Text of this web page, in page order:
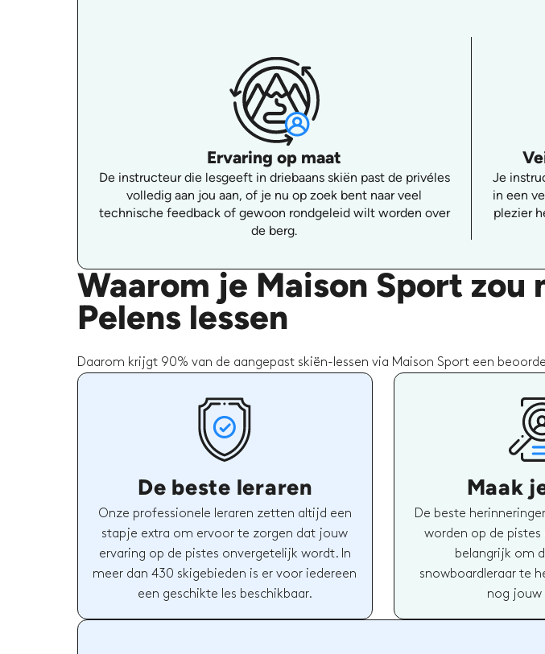
Ervaring op maat
De instructeur die lesgeeft in driebaans skiën past de privéles
volledig aan jou aan, of je nu op zoek bent naar veel
technische feedback of gewoon rondgeleid wilt worden over
de berg.
Je
in een
plezier
Waarom je Maison Sport
Pelens lessen
Daarom krijgt 90% van de aangepast skiën-lessen via Maison Sport een
De beste leraren
Onze professionele leraren zetten altijd een
stapje extra om ervoor te zorgen dat jouw
ervaring op de pistes onvergetelijk wordt. In
meer dan 430 skigebieden is er voor iedereen
een geschikte les beschikbaar.
Maak
De beste
worden op de
belangrijk om
snowboardleraar te
nog jouw